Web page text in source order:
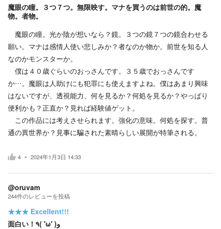
魔眼の瞳。３つ７つ。無限映す。マナを買うのは前世の的。魔
物。者物。
魔眼の瞳。光か陰が想いなら？鏡。３つの鏡７つの鏡合わせる
願い。マナは感情人使い悲しみか？者なのか物か。前世を知る人
なのかモンスターか。
僕は４０歳ぐらいのおっさんです。３５歳でおっさんです
か…。魔眼は人助けにも犯罪にも使えますよね。僕はあまり興味
はないですが、透視能力、何を見るか？何処を見るか？やっぱり
便利かも？正直か？見れば経験値ゲット。
この作品には考えさせられます。強化の意味。何処を探す。普
通の異世界か？見事に騙された素晴らしい展開が特筆される。
4 2024年1月3日 14:33
@oruvam
244件のレビューを投稿
★★★ Excellent!!!
面白い！٩( 'ω' )و